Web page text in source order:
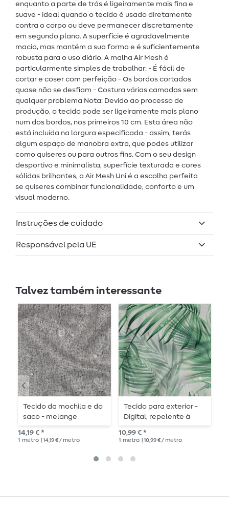
enquanto a parte de trás é ligeiramente mais fina e
suave - ideal quando o tecido é usado diretamente
contra o corpo ou deve permanecer discretamente
em segundo plano. A superfície é agradavelmente
macia, mas mantém a sua forma e é suficientemente
robusta para o uso diário. A malha Air Mesh é
particularmente simples de trabalhar: - É fácil de
cortar e coser com perfeição - Os bordos cortados
quase não se desfiam - Costura várias camadas sem
qualquer problema Nota: Devido ao processo de
produção, o tecido pode ser ligeiramente mais plano
num dos bordos, nos primeiros 10 cm. Esta área não
está incluída na largura especificada - assim, terás
algum espaço de manobra extra, que podes utilizar
como quiseres ou para outros fins. Com o seu design
desportivo e minimalista, superfície texturada e cores
sólidas brilhantes, a Air Mesh Uni é a escolha perfeita
se quiseres combinar funcionalidade, conforto e um
visual moderno.
Instruções de cuidado
Responsável pela UE
Talvez também interessante
Tecido da mochila e do
saco - melange
cinzento-prateado
14,19 € *
1 metro | 14,19 € / metro
Tecido para exterior -
Digital, repelente à
água, folhas, branco
10,99 € *
1 metro | 10,99 € / metro